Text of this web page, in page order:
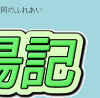
のふれあい